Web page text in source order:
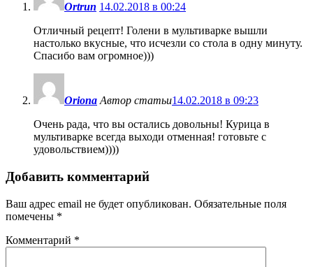
Ortrun 14.02.2018 в 00:24
Отличный рецепт! Голени в мультиварке вышли
настолько вкусные, что исчезли со стола в одну минуту.
Спасибо вам огромное)))
Oriona Автор статьи14.02.2018 в 09:23
Очень рада, что вы остались довольны! Курица в
мультиварке всегда выходи отменная! готовьте с
удовольствием))))
Добавить комментарий
Ваш адрес email не будет опубликован. Обязательные поля
помечены *
Комментарий *